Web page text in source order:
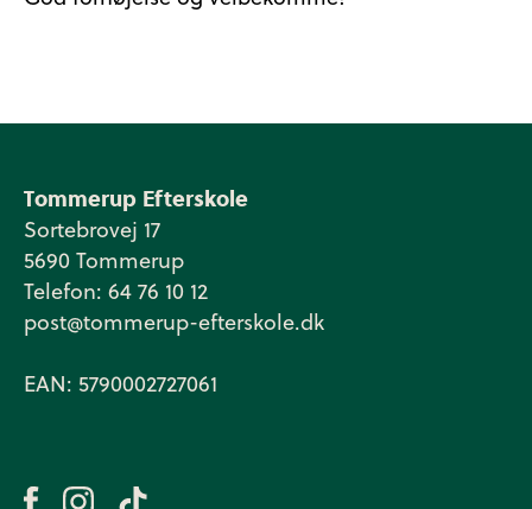
Tommerup Efterskole
Sortebrovej 17
5690 Tommerup
Telefon: 64 76 10 12
post@tommerup-efterskole.dk
EAN: 5790002727061